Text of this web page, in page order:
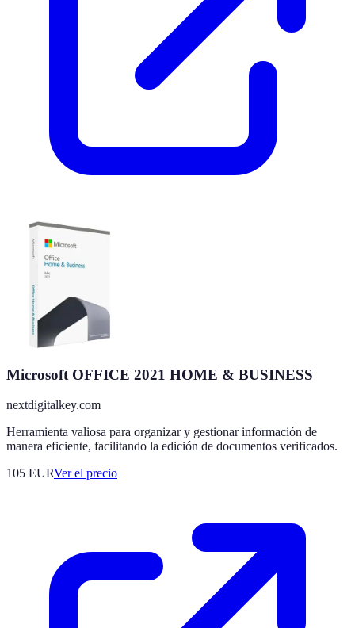
Microsoft OFFICE 2021 HOME & BUSINESS
nextdigitalkey.com
Herramienta valiosa para organizar y gestionar información de
manera eficiente, facilitando la edición de documentos verificados.
105 EURVer el precio